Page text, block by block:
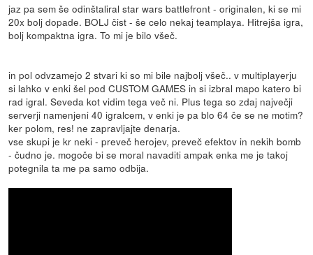
jaz pa sem še odinštaliral star wars battlefront - originalen, ki se mi
20x bolj dopade. BOLJ čist - še celo nekaj teamplaya. Hitrejša igra,
bolj kompaktna igra. To mi je bilo všeč.
in pol odvzamejo 2 stvari ki so mi bile najbolj všeč.. v multiplayerju
si lahko v enki šel pod CUSTOM GAMES in si izbral mapo katero bi
rad igral. Seveda kot vidim tega več ni. Plus tega so zdaj največji
serverji namenjeni 40 igralcem, v enki je pa blo 64 če se ne motim?
ker polom, res! ne zapravljajte denarja.
vse skupi je kr neki - preveč herojev, preveč efektov in nekih bomb
- čudno je. mogoče bi se moral navaditi ampak enka me je takoj
potegnila ta me pa samo odbija.